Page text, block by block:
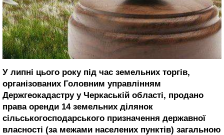
У липні цього року під час земельних торгів,
організованих Головним управлінням
Держгеокадастру у Черкаській області, продано
права оренди 14 земельних ділянок
сільськогосподарського призначення державної
власності (за межами населених пунктів) загальною